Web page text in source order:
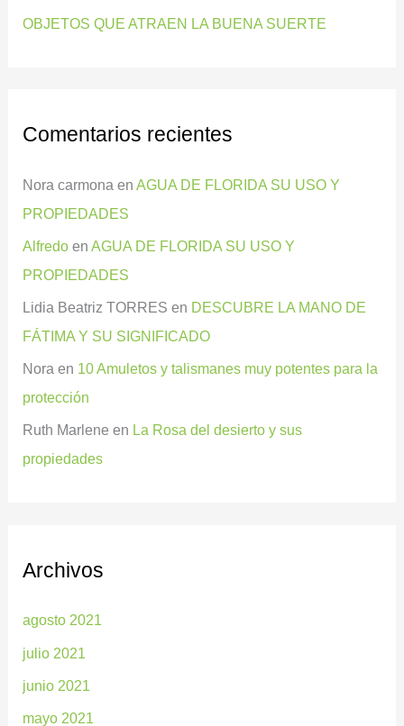
OBJETOS QUE ATRAEN LA BUENA SUERTE
Comentarios recientes
Nora carmona enAGUA DE FLORIDA SU USO Y
PROPIEDADES
Alfredo enAGUA DE FLORIDA SU USO Y
PROPIEDADES
Lidia Beatriz TORRES en DESCUBRE LA MANO DE
FÁTIMA Y SU SIGNIFICADO
Nora en 10 Amuletos y talismanes muy potentes para la
protección
Ruth Marlene en La Rosa del desierto y sus
propiedades
Archivos
agosto 2021
julio 2021
junio 2021
mayo 2021